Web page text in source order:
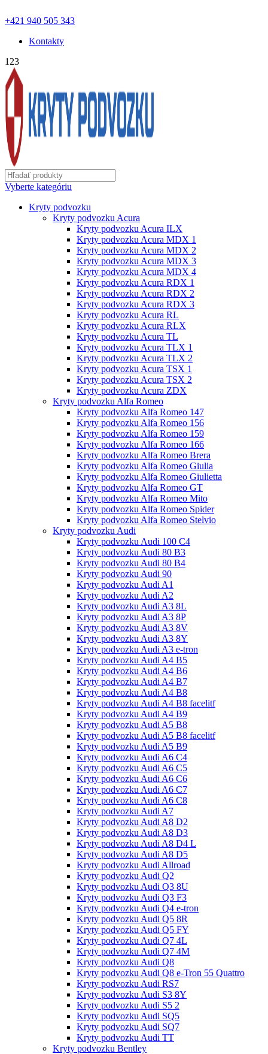
+421 940 505 343
Kontakty
123
Vyberte kategóriu
Kryty podvozku
Kryty podvozku Acura
Kryty podvozku Acura ILX
Kryty podvozku Acura MDX 1
Kryty podvozku Acura MDX 2
Kryty podvozku Acura MDX 3
Kryty podvozku Acura MDX 4
Kryty podvozku Acura RDX 1
Kryty podvozku Acura RDX 2
Kryty podvozku Acura RDX 3
Kryty podvozku Acura RL
Kryty podvozku Acura RLX
Kryty podvozku Acura TL
Kryty podvozku Acura TLX 1
Kryty podvozku Acura TLX 2
Kryty podvozku Acura TSX 1
Kryty podvozku Acura TSX 2
Kryty podvozku Acura ZDX
Kryty podvozku Alfa Romeo
Kryty podvozku Alfa Romeo 147
Kryty podvozku Alfa Romeo 156
Kryty podvozku Alfa Romeo 159
Kryty podvozku Alfa Romeo 166
Kryty podvozku Alfa Romeo Brera
Kryty podvozku Alfa Romeo Giulia
Kryty podvozku Alfa Romeo Giulietta
Kryty podvozku Alfa Romeo GT
Kryty podvozku Alfa Romeo Mito
Kryty podvozku Alfa Romeo Spider
Kryty podvozku Alfa Romeo Stelvio
Kryty podvozku Audi
Kryty podvozku Audi 100 С4
Kryty podvozku Audi 80 B3
Kryty podvozku Audi 80 B4
Kryty podvozku Audi 90
Kryty podvozku Audi A1
Kryty podvozku Audi A2
Kryty podvozku Audi A3 8L
Kryty podvozku Audi A3 8P
Kryty podvozku Audi A3 8V
Kryty podvozku Audi A3 8Y
Kryty podvozku Audi A3 e-tron
Kryty podvozku Audi A4 B5
Kryty podvozku Audi A4 B6
Kryty podvozku Audi A4 B7
Kryty podvozku Audi A4 B8
Kryty podvozku Audi A4 B8 facelitf
Kryty podvozku Audi A4 B9
Kryty podvozku Audi A5 B8
Kryty podvozku Audi A5 B8 facelitf
Kryty podvozku Audi A5 B9
Kryty podvozku Audi A6 C4
Kryty podvozku Audi A6 C5
Kryty podvozku Audi A6 C6
Kryty podvozku Audi A6 C7
Kryty podvozku Audi A6 C8
Kryty podvozku Audi A7
Kryty podvozku Audi A8 D2
Kryty podvozku Audi A8 D3
Kryty podvozku Audi A8 D4 L
Kryty podvozku Audi A8 D5
Kryty podvozku Audi Allroad
Kryty podvozku Audi Q2
Kryty podvozku Audi Q3 8U
Kryty podvozku Audi Q3 F3
Kryty podvozku Audi Q4 e-tron
Kryty podvozku Audi Q5 8R
Kryty podvozku Audi Q5 FY
Kryty podvozku Audi Q7 4L
Kryty podvozku Audi Q7 4M
Kryty podvozku Audi Q8
Kryty podvozku Audi Q8 e-Tron 55 Quattro
Kryty podvozku Audi RS7
Kryty podvozku Audi S3 8Y
Kryty podvozku Audi S5 2
Kryty podvozku Audi SQ5
Kryty podvozku Audi SQ7
Kryty podvozku Audi TT
Kryty podvozku Bentley